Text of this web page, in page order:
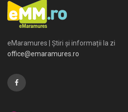
eMaramures | Știri și informații la zi
office@emaramures.ro